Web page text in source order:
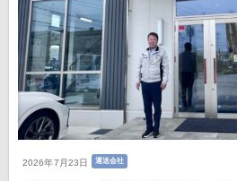
2026年7月23日 運送会社